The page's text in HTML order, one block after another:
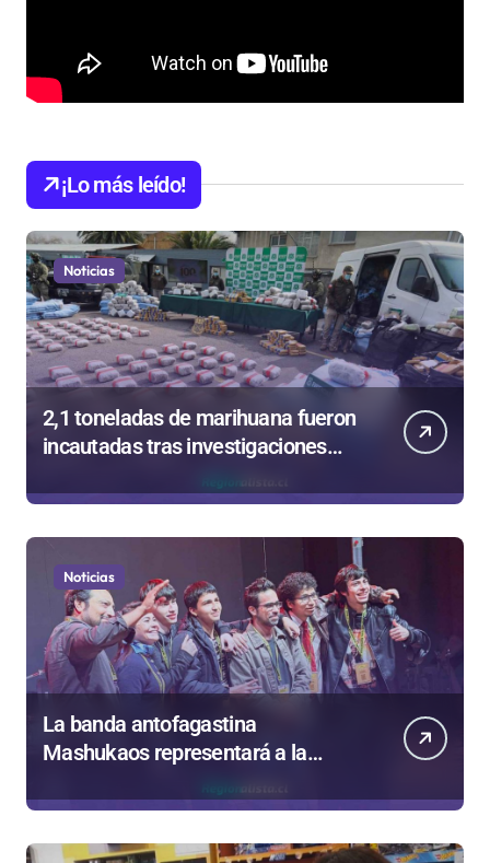
¡Lo más leído!
Noticias
2,1 toneladas de marihuana fueron
incautadas tras investigaciones
Noticias
La banda antofagastina
Mashukaos representará a la
de Valparaíso